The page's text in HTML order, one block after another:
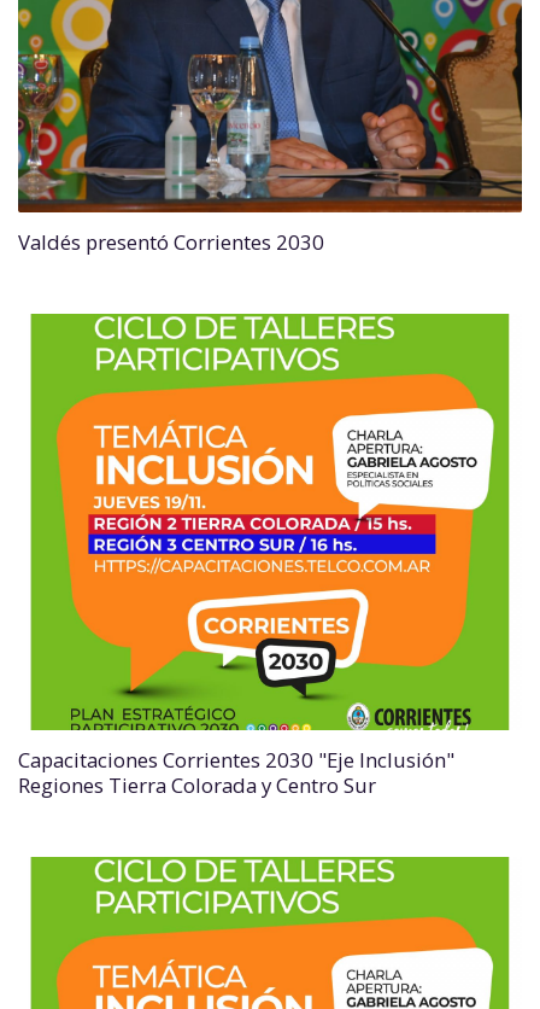
Valdés presentó Corrientes 2030
Capacitaciones Corrientes 2030 "Eje Inclusión"
Regiones Tierra Colorada y Centro Sur